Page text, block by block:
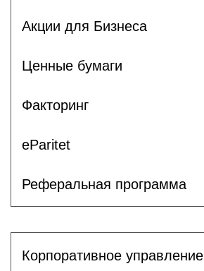
Акции для Бизнеса
Ценные бумаги
Факторинг
eParitet
Реферальная программа
Корпоративное управление